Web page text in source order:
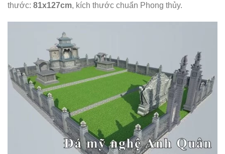
thước: 81x127cm, kích thước chuẩn Phong thủy.